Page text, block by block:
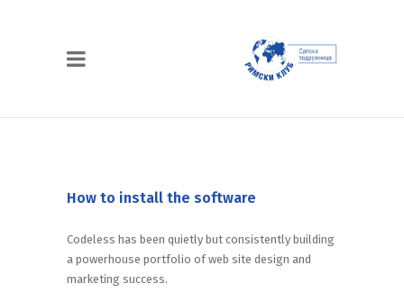
How to install the software
Codeless has been quietly but consistently building
a powerhouse portfolio of web site design and
marketing success.